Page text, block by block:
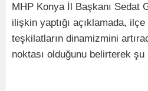
MHP Konya İl Başkanı Sedat
ilişkin yaptığı açıklamada,
teşkilatların dinamizmini
noktası olduğunu belirterek şu